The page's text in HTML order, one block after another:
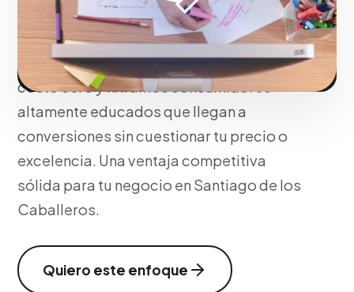
través de blogs o publirreportajes ancla
tu emprendimiento como experta de la
industria. Atraemos tráfico recurrente a
costo cero y filtramos consumidores
altamente educados que llegan a
conversiones sin cuestionar tu precio o
excelencia. Una ventaja competitiva
sólida para tu negocio en Santiago de los
Caballeros.
Quiero este enfoque